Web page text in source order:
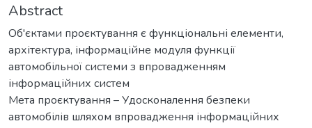
Abstract
Об'єктами проєктування є функціональні елементи,
архітектура, інформаційне модуля функції
автомобільної системи з впровадженням
інформаційних систем
Мета проєктування – Удосконалення безпеки
автомобілів шляхом впровадження інформаційних